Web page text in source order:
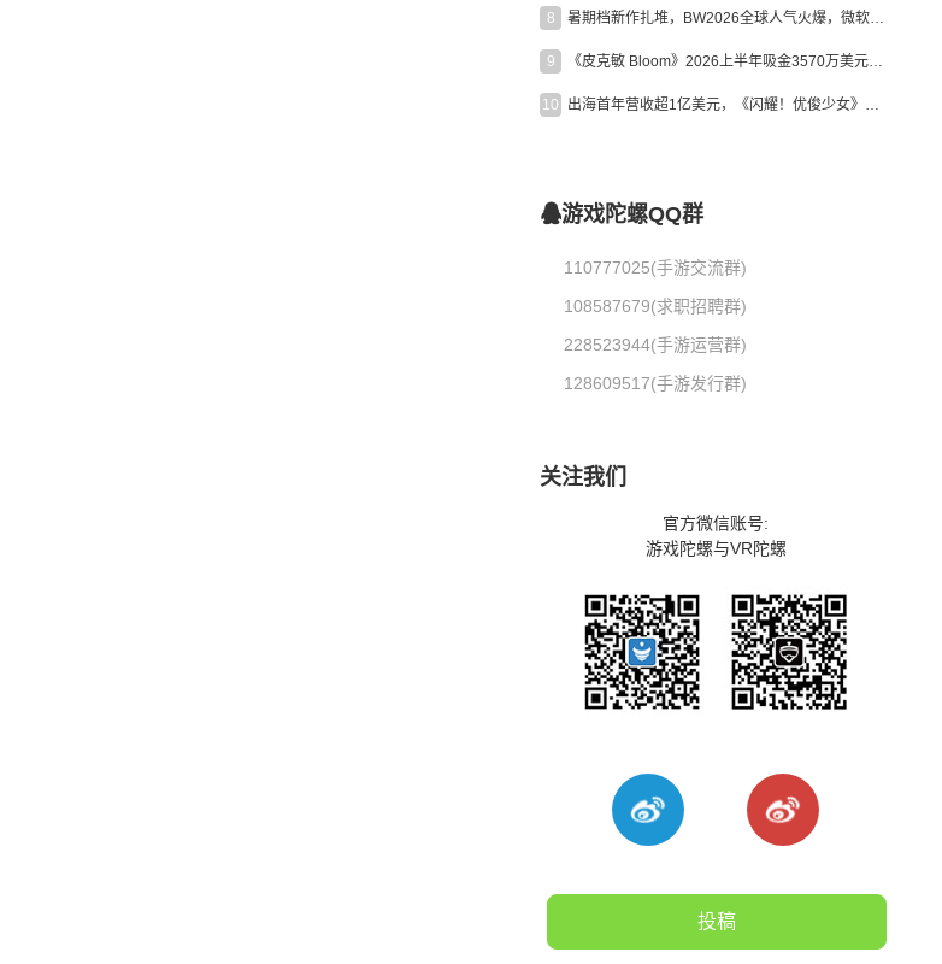
8 暑期档新作扎堆，BW2026全球人气火爆，微软XBOX大裁员|陀螺周报
9 《皮克敏 Bloom》2026上半年吸金3570万美元，中国台湾成最大市场
10 出海首年营收超1亿美元，《闪耀！优俊少女》美国市场占比达七成
游戏陀螺QQ群
110777025(手游交流群)
108587679(求职招聘群)
228523944(手游运营群)
128609517(手游发行群)
关注我们
官方微信账号:
游戏陀螺与VR陀螺
投稿